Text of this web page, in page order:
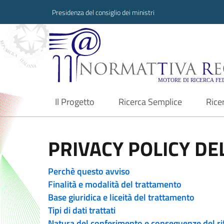
Presidenza del consiglio dei ministri
Normattiva
Il Progetto
current Ricerca Semplice
PRIVACY POLICY
Perchè questo avviso
Finalità e modalità del trattamento
Base giuridica e liceità del trattamento
Tipi di dati trattati